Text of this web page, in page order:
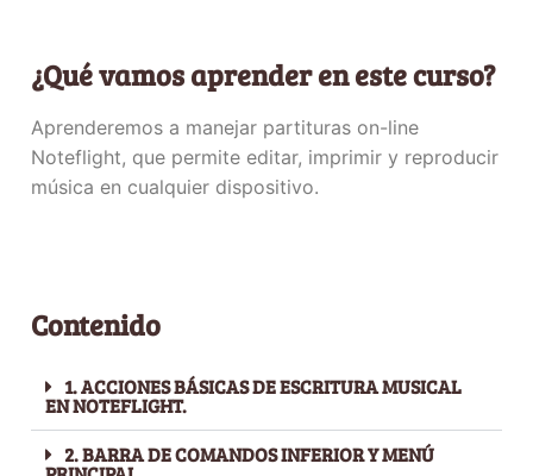
¿Qué vamos aprender en este curso?
Aprenderemos a manejar partituras on-line
Noteflight, que permite editar, imprimir y reproducir
música en cualquier dispositivo.
Contenido
1. ACCIONES BÁSICAS DE ESCRITURA MUSICAL
EN NOTEFLIGHT.
2. BARRA DE COMANDOS INFERIOR Y MENÚ